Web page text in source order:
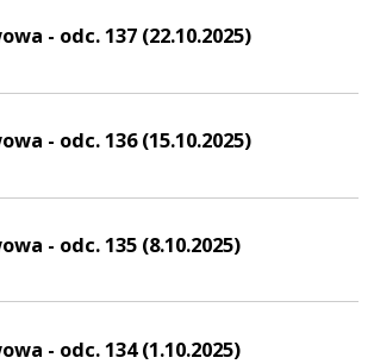
- odc. 137 (22.10.2025)
- odc. 136 (15.10.2025)
- odc. 135 (8.10.2025)
- odc. 134 (1.10.2025)